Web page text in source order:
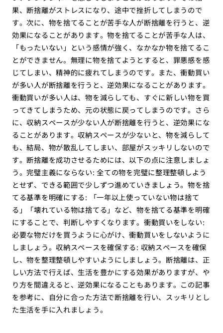
果、断捨離がストレスになり、途中で挫折してしまうので
す。次に、物を捨てることが苦手な人が断捨離を行うと、逆
効果になることがあります。物を捨てることが苦手な人は、
「もったいない」という感情が強く、なかなか物を捨てるこ
とができません。無理に物を捨てようとすると、罪悪感を感
じてしまい、精神的に疲れてしまうのです。また、衝動買い
が多い人が断捨離を行うと、逆効果になることがあります。
衝動買いが多い人は、物を減らしても、すぐに新しい物を買
ってきてしまうため、元の状態に戻ってしまうのです。さら
に、収納スペースが少ない人が断捨離を行うと、逆効果にな
ることがあります。収納スペースが少ないと、物を減らして
も、結局、物が散乱してしまい、部屋がスッキリしないので
す。断捨離を成功させるためには、以下の点に注意しましょ
う。完璧主義にならない: 全ての物を完璧に整理整頓しよう
とせず、できる範囲で少しずつ進めていきましょう。物を捨
てる基準を明確にする: 「一年以上使っていない物は捨て
る」「壊れている物は捨てる」など、物を捨てる基準を明確
にすることで、判断しやすくなります。衝動買いをしない:
必要な物だけを買うように心がけ、衝動買いをしないように
しましょう。収納スペースを確保する: 収納スペースを確保
し、物を整理整頓しやすいようにしましょう。断捨離は、正
しい方法で行えば、生活を豊かにする効果がありますが、や
り方を間違えると、逆効果になることもあります。この記事
を参考に、自分に合った方法で断捨離を行い、スッキリとし
た生活を手に入れましょう。